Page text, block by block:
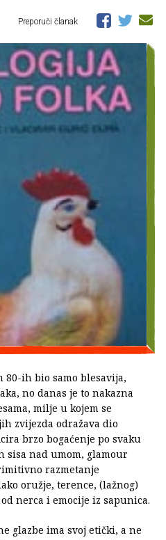
Preporuči članak
80-ih bio samo blesavija,
no danas je to nakazna
milje u kojem se
zvijezda odražava dio
brzo bogaćenje po svaku
nad umom, glamour
razmetanje
oružje, terence, (lažnog)
nerca i emocije iz sapunica.
glazbe ima svoj etički, a ne